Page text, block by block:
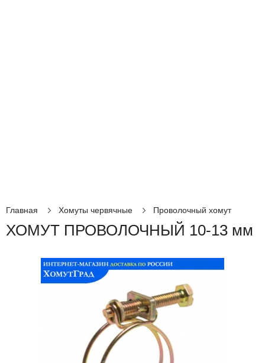
Главная Хомуты червячные Проволочный хомут
ХОМУТ ПРОВОЛОЧНЫЙ 10-13 мм